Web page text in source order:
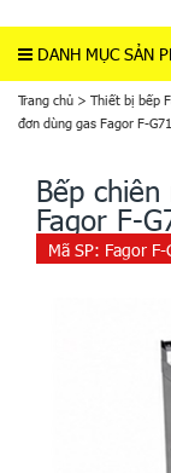
DANH MỤC SẢN
Trang chủ > Thiết bị bếp
đơn dùng gas Fagor F-
Bếp
Fagor F-
Mã SP: Fagor